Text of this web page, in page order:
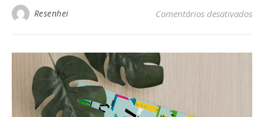
Resenhei Comentários desativados